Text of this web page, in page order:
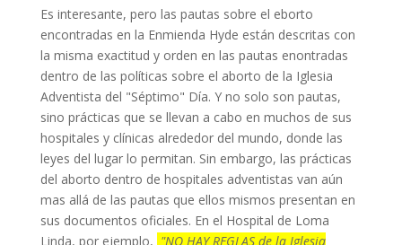
Es interesante, pero las pautas sobre el eborto
encontradas en la Enmienda Hyde están descritas con
la misma exactitud y orden en las pautas enontradas
dentro de las políticas sobre el aborto de la Iglesia
Adventista del "Séptimo" Día. Y no solo son pautas,
sino prácticas que se llevan a cabo en muchos de sus
hospitales y clínicas alrededor del mundo, donde las
leyes del lugar lo permitan. Sin embargo, las prácticas
del aborto dentro de hospitales adventistas van aún
mas allá de las pautas que ellos mismos presentan en
sus documentos oficiales. En el Hospital de Loma
Linda, por ejemplo, "NO HAY REGLAS de la Iglesia